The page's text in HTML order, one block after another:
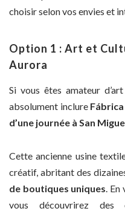
choisir selon vos envies et
Option 1 : Art et
Aurora
Si vous êtes amateur
absolument inclure
d’une journée à San
Cette ancienne usine
créatif, abritant des
de boutiques uniques .
vous découvrirez des